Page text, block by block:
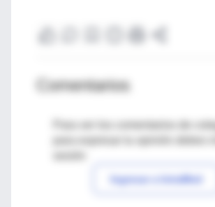
Comentarios
Para ver los comentarios de
Ingresar a IntraMed